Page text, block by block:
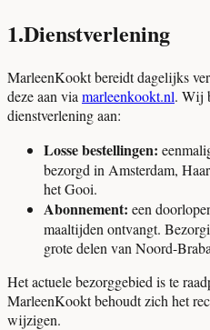
1.Dienstverlening
MarleenKookt bereidt dagelijks
deze aan via marleenkookt.nl. Wij
dienstverlening aan:
Losse bestellingen:
bezorgd in Amsterdam,
het Gooi.
Abonnement: een
maaltijden ontvangt.
grote delen van Noord-
Het actuele bezorggebied is te
MarleenKookt behoudt zich het
wijzigen.